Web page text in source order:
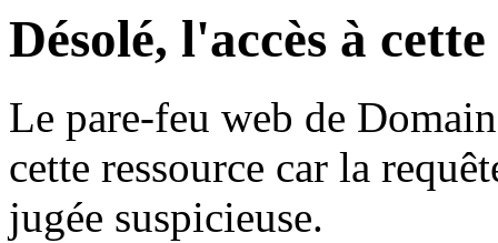
Désolé, l'accès à
Le pare-feu web de
cette ressource car la
jugée suspicieuse.